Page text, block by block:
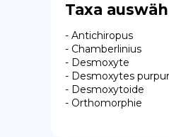
Taxa
- Antichiropus
- Chamberlinius
- Desmoxyte
- Desmoxytes
- Desmoxytoide
- Orthomorphie